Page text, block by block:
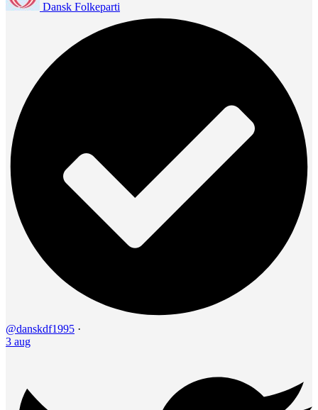
Dansk Folkeparti
@danskdf1995 ·
3 aug